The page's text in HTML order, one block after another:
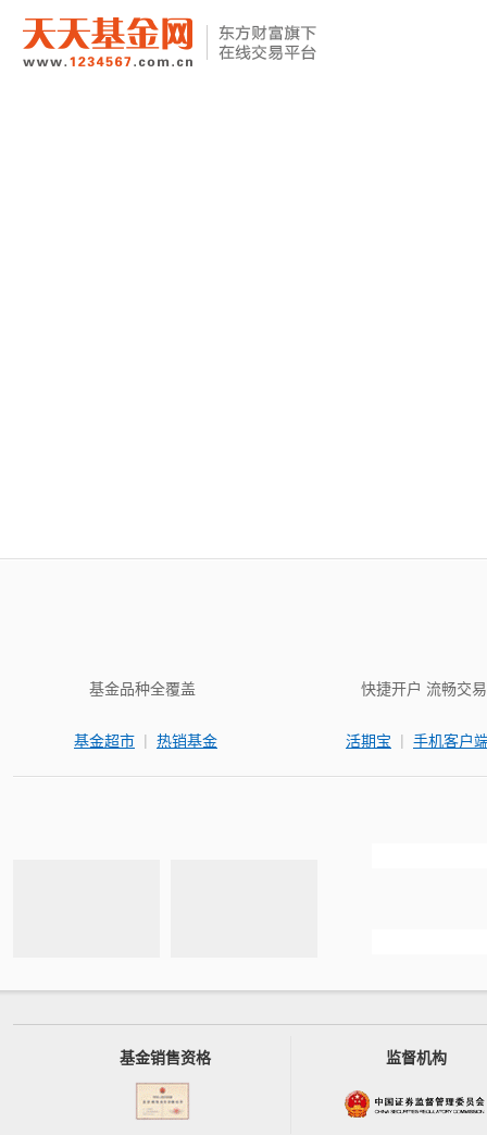
基金品种全覆盖
基金超市 | 热销基金
快捷开户 流畅交易
活期宝 | 手机客户
基金销售资格 监督机构